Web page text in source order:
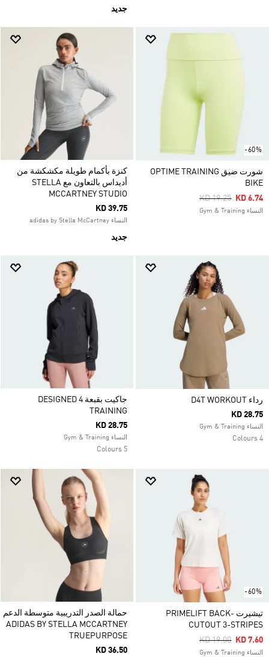
جديد
-60%
شورت ضيق OPTIME TRAINING
BIKE
Price Reduced
KD 19.25ToKD 6.74
النساء Gym & Training
كنزة بأكمام طويلة مكشكشة من
أديداس بالتعاون مع STELLA
MCCARTNEY STUDIO
KD 39.75
النساء adidas by Stella McCartney
جديد
رداء D4T WORKOUT
KD 28.75
النساء Gym & Training
4 Colours
جاكيت بقبعة DESIGNED 4
TRAINING
KD 28.75
النساء Gym & Training
5 Colours
-60%
تيشيرت PRIMELIFT BACK-
CUTOUT 3-STRIPES
Price Reduced
KD 19.00ToKD 7.60
النساء Gym & Training
حمالة الصدر التدريبية متوسطة الدعم
ADIDAS BY STELLA MCCARTNEY
TRUEPURPOSE
KD 36.50